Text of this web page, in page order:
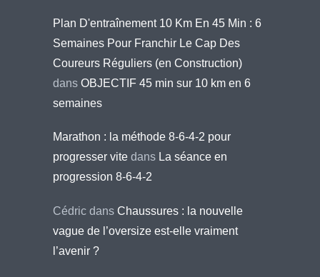
Plan D'entraînement 10 Km En 45 Min : 6
Semaines Pour Franchir Le Cap Des
Coureurs Réguliers (en Construction)
dans OBJECTIF 45 min sur 10 km en 6
semaines
Marathon : la méthode 8-6-4-2 pour
progresser vite dans La séance en
progression 8-6-4-2
Cédric dans Chaussures : la nouvelle
vague de l’oversize est-elle vraiment
l’avenir ?